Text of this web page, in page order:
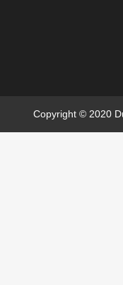
Copyright © 2020